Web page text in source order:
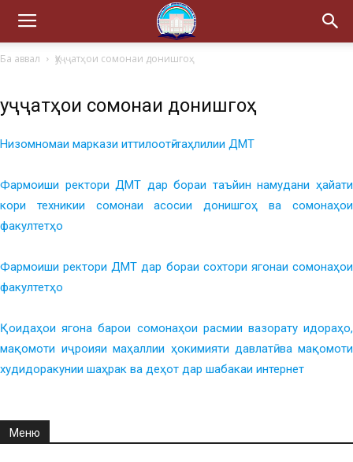
Ба аввал Ҳуҷҷатҳои сомонаи донишгоҳ
Ҳуҷҷатҳои сомонаи донишгоҳ
Низомномаи маркази иттилоотӣ-таҳлилии ДМТ
Фармоиши ректори ДМТ дар бораи таъйин намудани ҳайати
кори техникии сомонаи асосии донишгоҳ ва сомонаҳои
факултетҳо
Фармоиши ректори ДМТ дар бораи сохтори ягонаи сомонаҳои
факултетҳо
Қоидаҳои ягона барои сомонаҳои расмии вазорату идораҳо,
мақомоти иҷроияи маҳаллии ҳокимияти давлатӣ ва мақомоти
худидоракунии шаҳрак ва деҳот дар шабакаи интернет
Меню